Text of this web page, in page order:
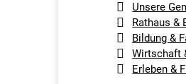
Unsere
Rathaus &
Bildung &
Wirtschaft
Erleben &